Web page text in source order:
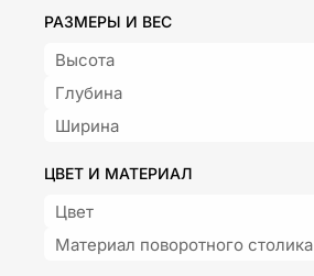
РАЗМЕРЫ И ВЕС
Высота
Глубина
Ширина
ЦВЕТ И МАТЕРИАЛ
Цвет
Материал поворотного столика